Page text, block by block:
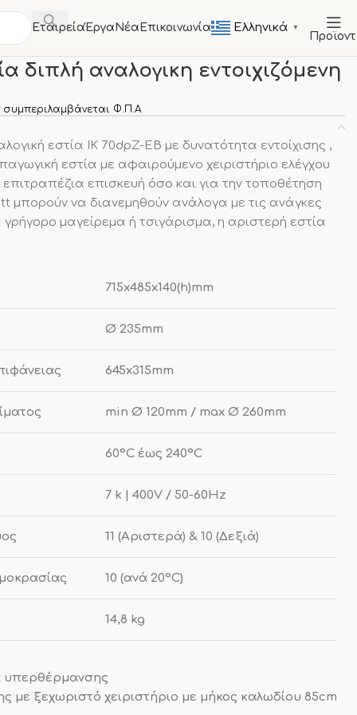
Εταιρεία Έργα Νέα Επικοινωνία Ελληνικά ▼
διπλή αναλογικη εντοιχιζόμενη
Φ.Π.Α
εστία IK 70dpZ-EB με δυνατότητα εντοίχισης ,
εστία με αφαιρούμενο χειριστήριο ελέγχου
επισκευή όσο και για την τοποθέτηση
μπορούν να διανεμηθούν ανάλογα με τις ανάγκες
γρήγορο μαγείρεμα ή τσιγάρισμα, η αριστερή εστία
715x485x140(h)mm
Ø 235mm
645x315mm
min Ø 120mm / max Ø 260mm
60°C έως 240°C
7 k | 400V / 50-60Hz
11 (Αριστερά) & 10 (Δεξιά)
10 (ανά 20°C)
14,8 kg
υπερθέρμανσης
με ξεχωριστό χειριστήριο με μήκος καλωδίου 85cm